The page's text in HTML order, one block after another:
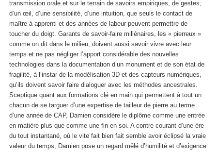
transmission orale et sur le terrain de savoirs empiriques, de gestes,
d’un œil, d’une sensibilité, d’une intuition, que seuls le contact de
maître à apprenti et des années de labeur peuvent permettre de
toucher du doigt. Garants de savoir-faire millénaires, les « pierreux »
comme on dit dans le milieu, doivent aussi savoir vivre avec leur
temps et ne pas négliger l’apport considérable des nouvelles
technologies dans la documentation d’un monument et de son état de
fragilité, à l’instar de la modélisation 3D et des capteurs numériques,
qu’ils doivent savoir faire dialoguer avec les méthodes ancestrales.
Sceptique quant aux formations clé en main qui permettent à tout un
chacun de se targuer d’une expertise de tailleur de pierre au terme
d’une année de CAP, Damien considère le diplôme comme une entrée
en matière plus que comme une fin en soi. A contre-courant d’une ère
du tout instantané, où le vite fait bien fait semble avoir éclipsé la vraie
valeur du temps, Damien pose un regard mêlé d’humilité et d’exigence